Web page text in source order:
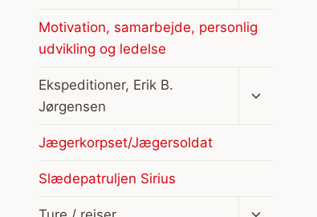
Motivation, samarbejde, personlig
udvikling og ledelse
Ekspeditioner, Erik B.
Jørgensen
Jægerkorpset/Jægersoldat
Slædepatruljen Sirius
Skift